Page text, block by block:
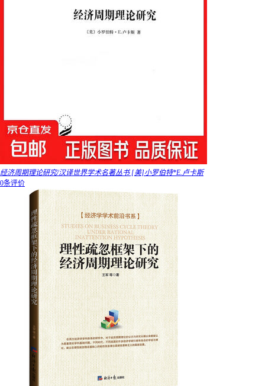
经济周期理论研究/汉译世界学术名著丛书 [美]小罗伯特*E.卢卡斯
0条评价